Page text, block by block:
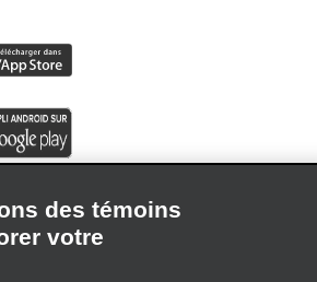
des témoins
votre